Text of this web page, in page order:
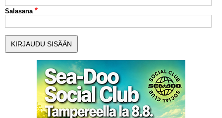
LUE DIGILEHDET
ASIAKASPALVELU JA
OHJEET
Salasana